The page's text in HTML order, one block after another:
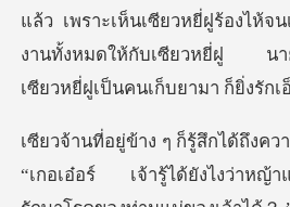
ยี่ฝูร้องไห้จ
งานทั้งหมดให้กับเซียวหยี่ฝู นา
“เกอเอ๋อร์ เจ้ารู้ได้ยังไงว่าหญ้า